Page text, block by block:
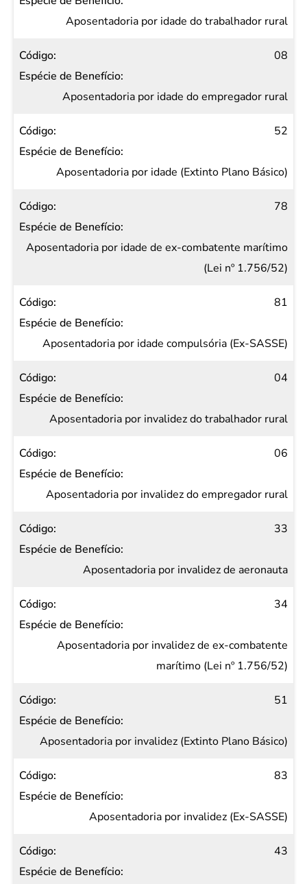
deAposentadoria por idade do trabalhador rural
08
Aposentadoria por idade do empregador rural
52
Aposentadoria por idade (Extinto Plano Básico)
78
Aposentadoria por idade de ex-combatente marítimo
(Lei nº 1.756/52)
81
Aposentadoria por idade compulsória (Ex-SASSE)
04
Aposentadoria por invalidez do trabalhador rural
06
Aposentadoria por invalidez do empregador rural
33
Aposentadoria por invalidez de aeronauta
34
Aposentadoria por invalidez de ex-combatente
marítimo (Lei nº 1.756/52)
51
Aposentadoria por invalidez (Extinto Plano Básico)
83
Aposentadoria por invalidez (Ex-SASSE)
43